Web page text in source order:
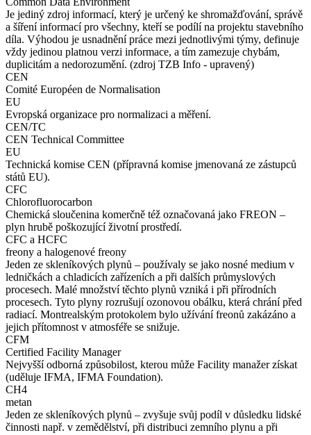
Je jediný zdroj informací, který je určený ke shromažďování, správě
a šíření informací pro všechny, kteří se podílí na projektu stavebního
díla. Výhodou je usnadnění práce mezi jednotlivými týmy, definuje
vždy jedinou platnou verzi informace, a tím zamezuje chybám,
duplicitám a nedorozumění. (zdroj TZB Info - upravený)
CEN
Comité Européen de Normalisation
EU
Evropská organizace pro normalizaci a měření.
CEN/TC
CEN Technical Committee
EU
Technická komise CEN (přípravná komise jmenovaná ze zástupců
států EU).
CFC
Chlorofluorocarbon
Chemická sloučenina komerčně též označovaná jako FREON –
plyn hrubě poškozující životní prostředí.
CFC a HCFC
freony a halogenové freony
Jeden ze skleníkových plynů – používaly se jako nosné medium v
ledničkách a chladicích zařízeních a při dalších průmyslových
procesech. Malé množství těchto plynů vzniká i při přírodních
procesech. Tyto plyny rozrušují ozonovou obálku, která chrání před
radiací. Montrealským protokolem bylo užívání freonů zakázáno a
jejich přítomnost v atmosféře se snižuje.
CFM
Certified Facility Manager
Nejvyšší odborná způsobilost, kterou může Facility manažer získat
(uděluje IFMA, IFMA Foundation).
CH4
metan
Jeden ze skleníkových plynů – zvyšuje svůj podíl v důsledku lidské
činnosti např. v zemědělství, při distribuci zemního plynu a při